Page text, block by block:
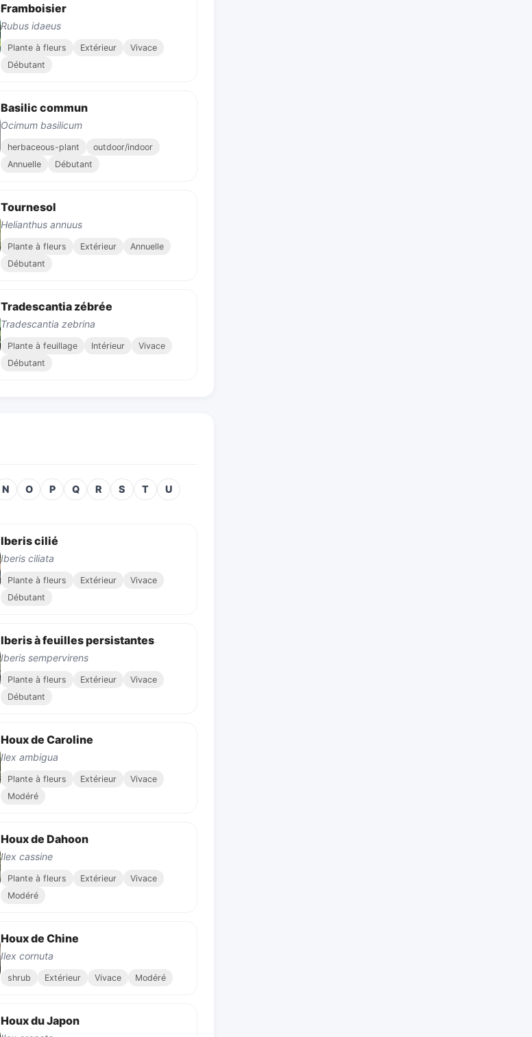
Framboisier
Rubus idaeus
Plante à fleurs Extérieur
Vivace
Débutant
Basilic commun
Ocimum basilicum
herbaceous-plant
outdoor/indoor
Annuelle
Débutant
Tournesol
Helianthus annuus
Plante à fleurs Extérieur
Annuelle
Débutant
Tradescantia zébrée
Tradescantia zebrina
Plante à feuillage Intérieur
Vivace
Débutant
N O P Q R S T
U
Iberis cilié
Iberis ciliata
Plante à fleurs Extérieur
Vivace
Débutant
Iberis à feuilles persistantes
Iberis sempervirens
Plante à fleurs Extérieur
Vivace
Débutant
Houx de Caroline
Ilex ambigua
Plante à fleurs Extérieur
Vivace
Modéré
Houx de Dahoon
Ilex cassine
Plante à fleurs Extérieur
Vivace
Modéré
Houx de Chine
Ilex cornuta
shrub Extérieur Vivace Modéré
Houx du Japon